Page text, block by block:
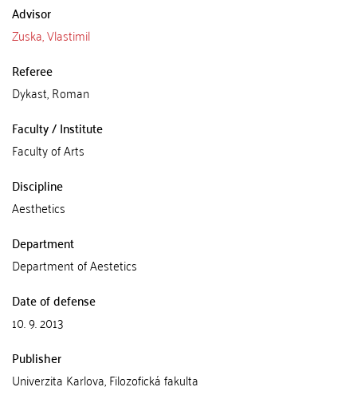
Advisor
Zuska, Vlastimil
Referee
Dykast, Roman
Faculty / Institute
Faculty of Arts
Discipline
Aesthetics
Department
Department of Aestetics
Date of defense
10. 9. 2013
Publisher
Univerzita Karlova, Filozofická fakulta